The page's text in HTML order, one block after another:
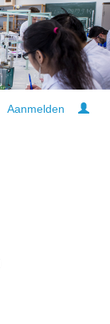
Aanmelden